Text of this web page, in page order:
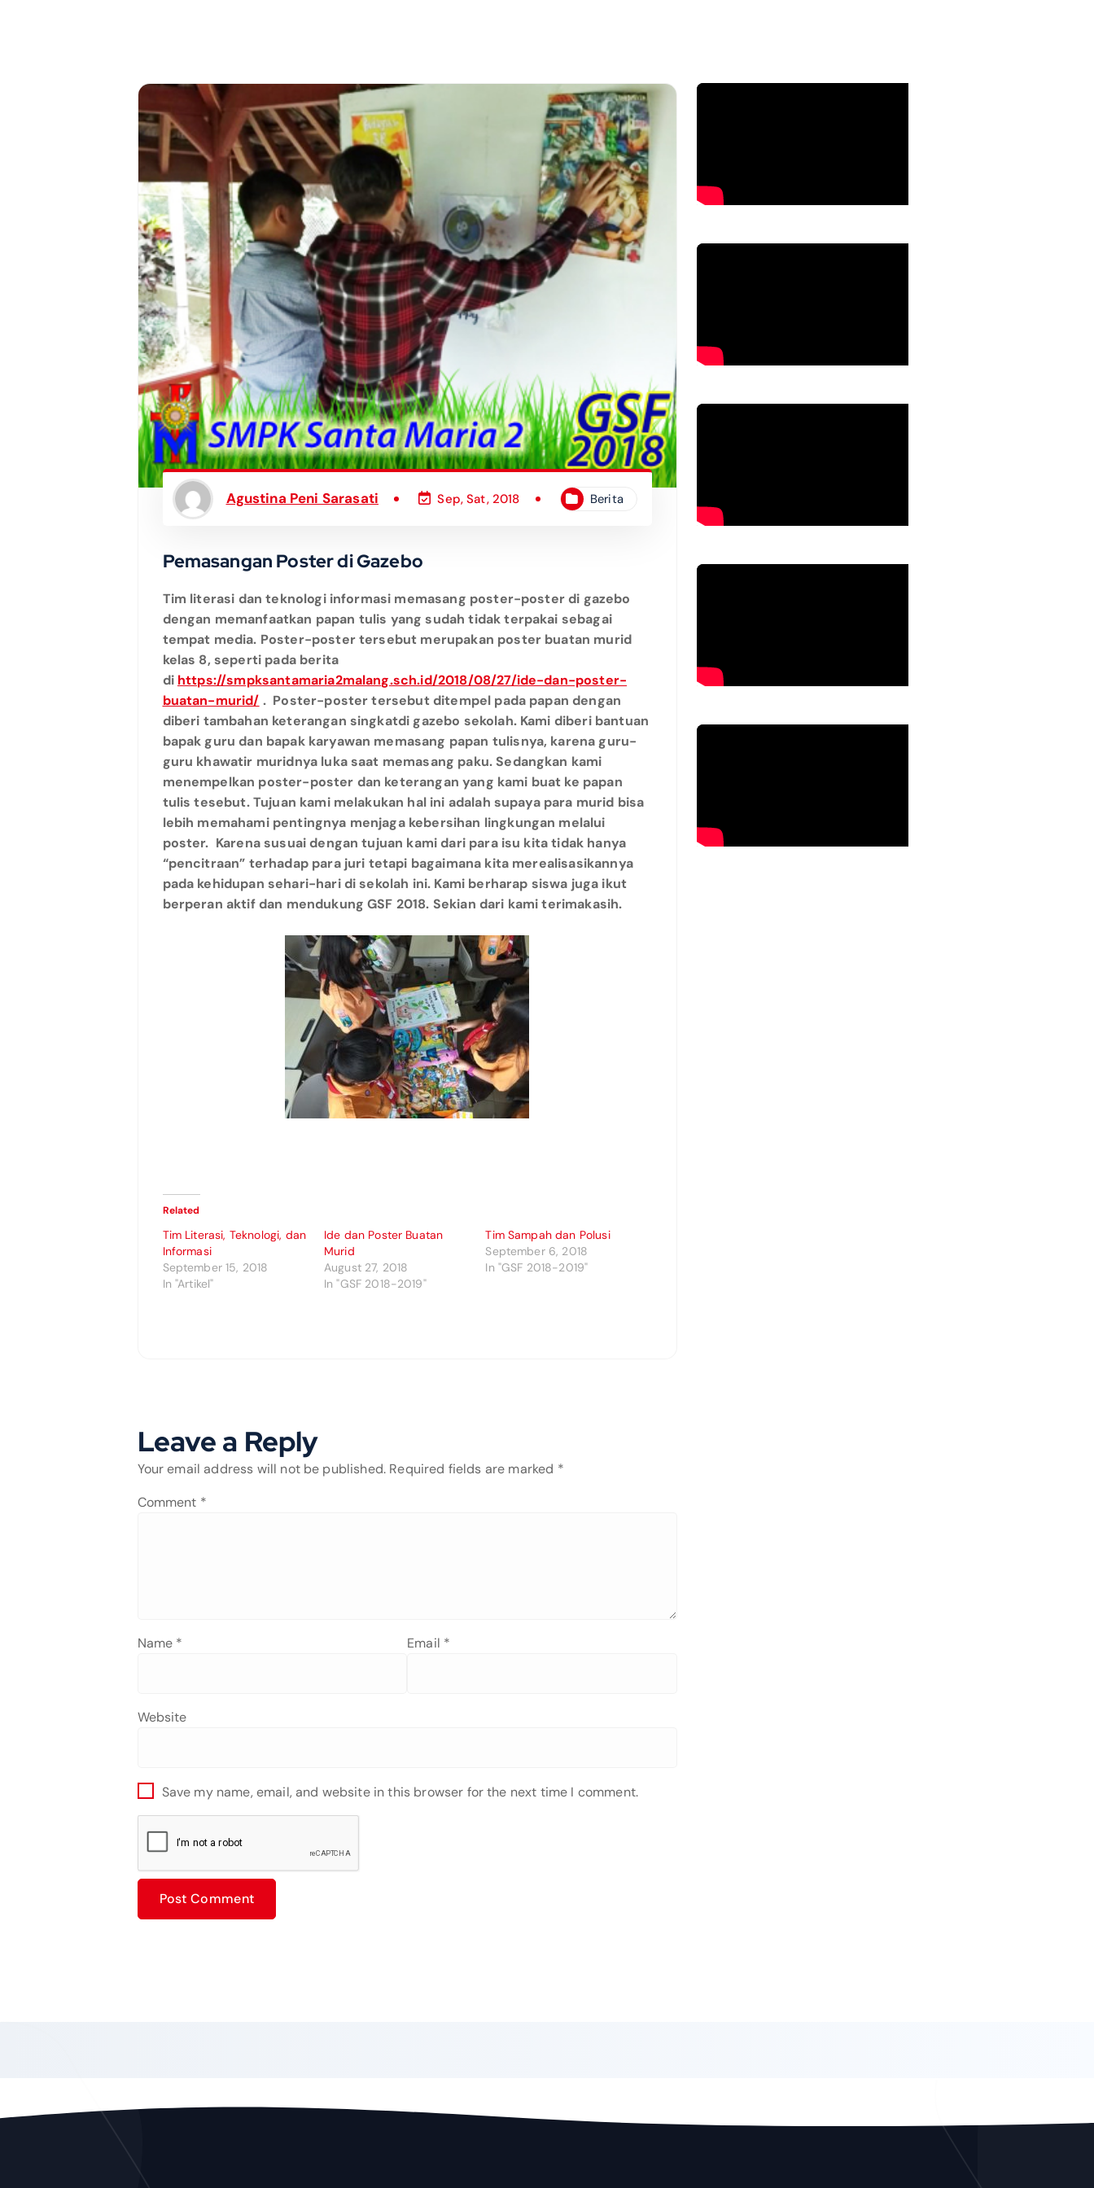
Agustina Peni Sarasati Sep, Sat, 2018 Berita
Pemasangan Poster di Gazebo
Tim literasi dan teknologi informasi memasang poster-poster di gazebo
dengan memanfaatkan papan tulis yang sudah tidak terpakai sebagai
tempat media. Poster-poster tersebut merupakan poster buatan murid
kelas 8, seperti pada berita
di https://smpksantamaria2malang.sch.id/2018/08/27/ide-dan-poster-
buatan-murid/ . Poster-poster tersebut ditempel pada papan dengan
diberi tambahan keterangan singkatdi gazebo sekolah. Kami diberi bantuan
bapak guru dan bapak karyawan memasang papan tulisnya, karena guru-
guru khawatir muridnya luka saat memasang paku. Sedangkan kami
menempelkan poster-poster dan keterangan yang kami buat ke papan
tulis tesebut. Tujuan kami melakukan hal ini adalah supaya para murid bisa
lebih memahami pentingnya menjaga kebersihan lingkungan melalui
poster. Karena susuai dengan tujuan kami dari para isu kita tidak hanya
“pencitraan” terhadap para juri tetapi bagaimana kita merealisasikannya
pada kehidupan sehari-hari di sekolah ini. Kami berharap siswa juga ikut
berperan aktif dan mendukung GSF 2018. Sekian dari kami terimakasih.
Related
Tim Literasi, Teknologi, dan
Informasi
September 15, 2018
In "Artikel"
Ide dan Poster Buatan
Murid
August 27, 2018
In "GSF 2018-2019"
Tim Sampah dan Polusi
September 6, 2018
In "GSF 2018-2019"
Leave a Reply
Your email address will not be published. Required fields are marked *
Comment *
Name * Email *
Website
Save my name, email, and website in this browser for the next time I comment.